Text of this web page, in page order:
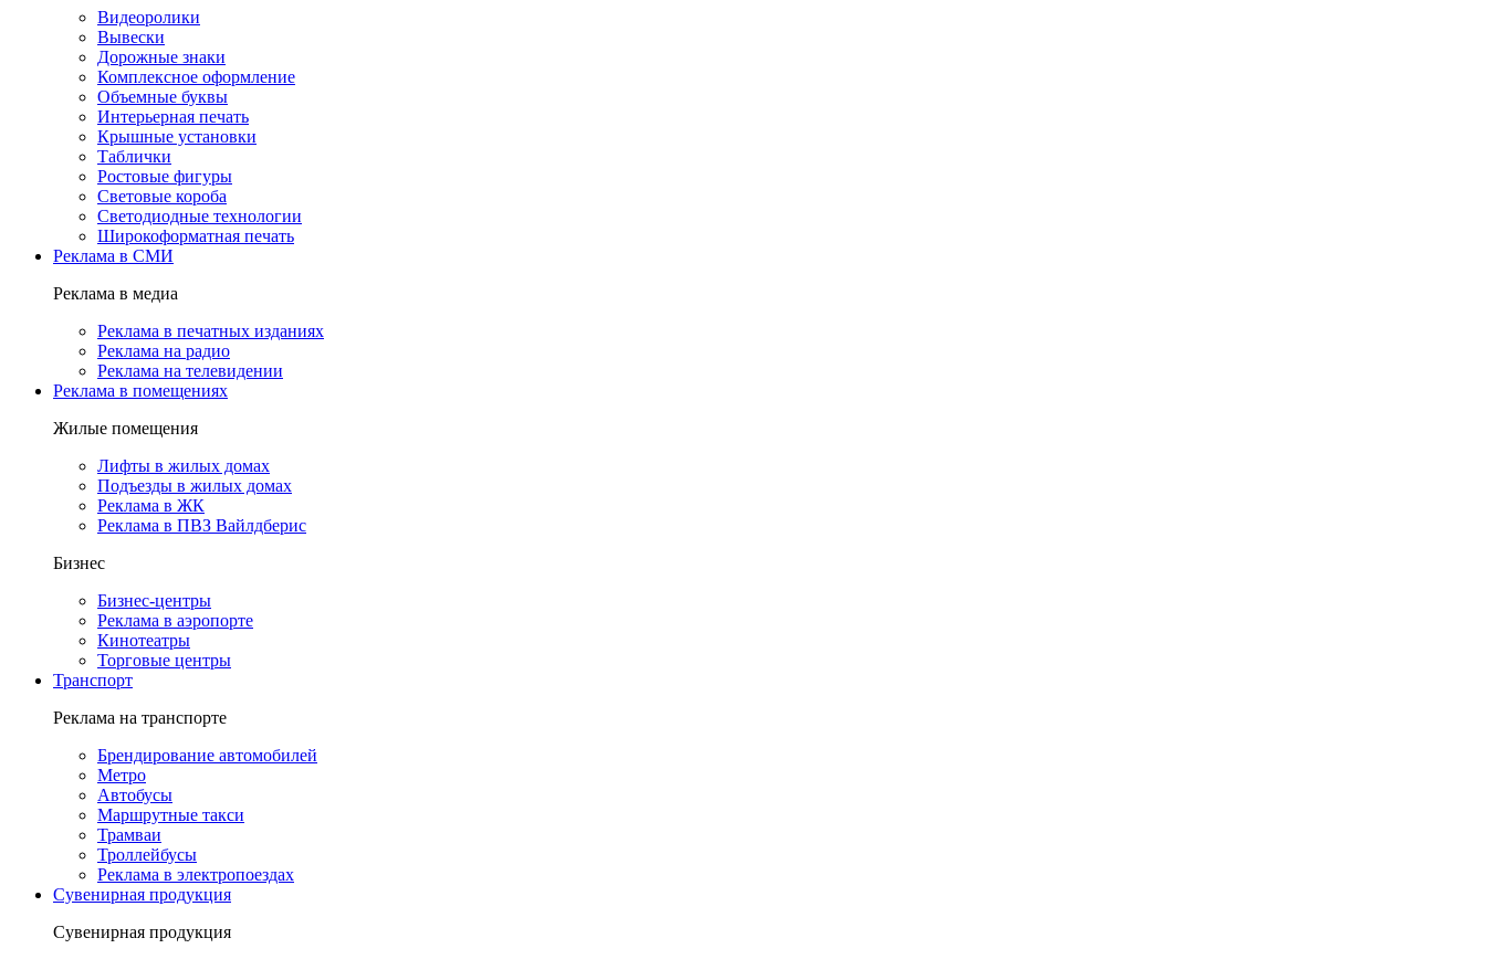
Видеоролики
Вывески
Дорожные знаки
Комплексное оформление
Объемные буквы
Интерьерная печать
Крышные установки
Таблички
Ростовые фигуры
Световые короба
Светодиодные технологии
Широкоформатная печать
Реклама в СМИ
Реклама в медиа
Реклама в печатных изданиях
Реклама на радио
Реклама на телевидении
Реклама в помещениях
Жилые помещения
Лифты в жилых домах
Подъезды в жилых домах
Реклама в ЖК
Реклама в ПВЗ Вайлдберис
Бизнес
Бизнес-центры
Реклама в аэропорте
Кинотеатры
Торговые центры
Транспорт
Реклама на транспорте
Брендирование автомобилей
Метро
Автобусы
Маршрутные такси
Трамваи
Троллейбусы
Реклама в электропоездах
Сувенирная продукция
Сувенирная продукция